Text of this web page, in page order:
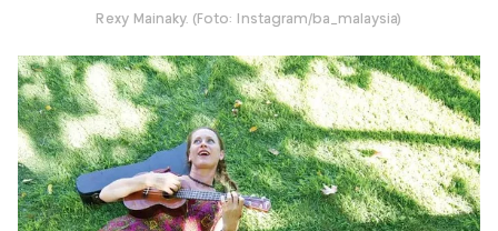
Rexy Mainaky. (Foto: Instagram/ba_malaysia)